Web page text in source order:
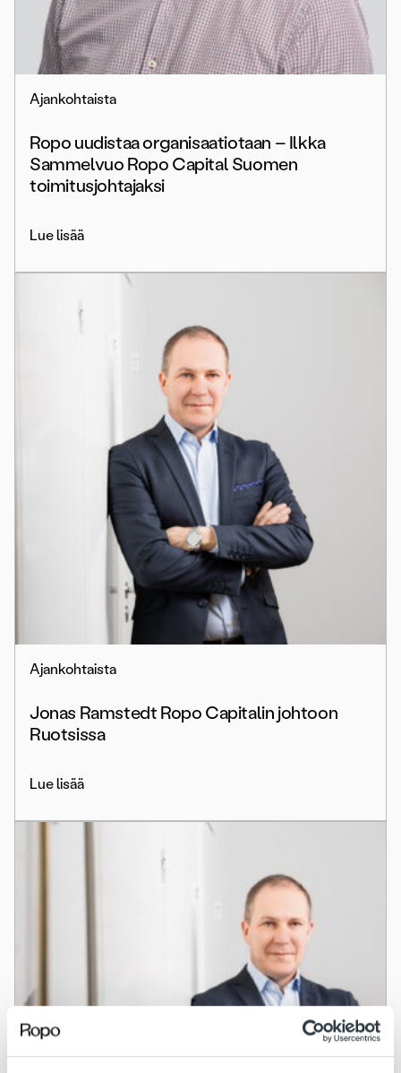
Ajankohtaista
Ropo uudistaa organisaatiotaan – Ilkka
Sammelvuo Ropo Capital Suomen
toimitusjohtajaksi
Lue lisää
Ajankohtaista
Jonas Ramstedt Ropo Capitalin johtoon
Ruotsissa
Lue lisää